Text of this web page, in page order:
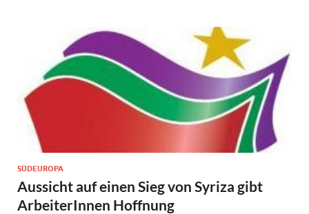
SÜDEUROPA
Aussicht auf einen Sieg von Syriza gibt
ArbeiterInnen Hoffnung